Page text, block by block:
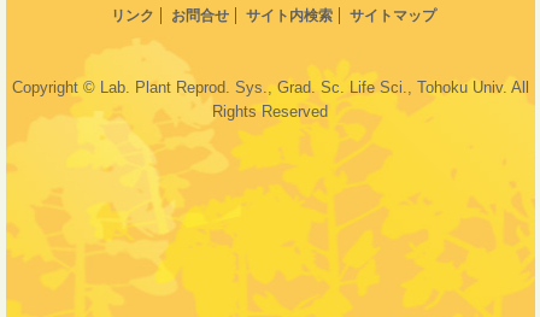
リンク お問合せ サイト内検索 サイトマップ
Copyright © Lab. Plant Reprod. Sys., Grad. Sc. Life Sci., Tohoku Univ. All
Rights Reserved